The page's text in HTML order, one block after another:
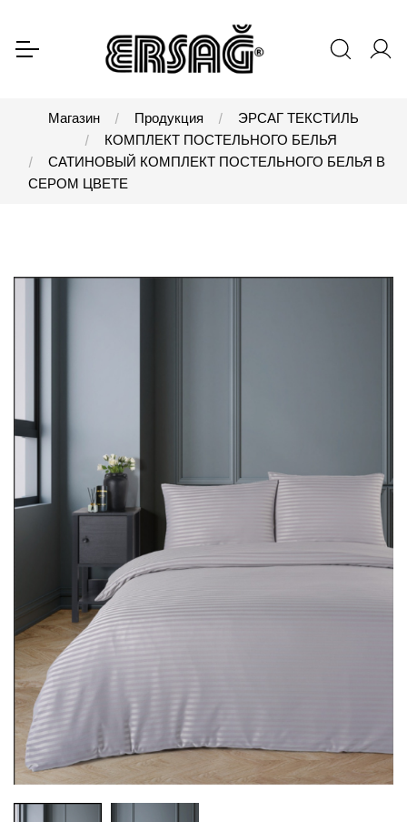
Магазин Продукция
ЭРСАГ ТЕКСТИЛЬ
КОМПЛЕКТ ПОСТЕЛЬНОГО БЕЛЬЯ
САТИНОВЫЙ КОМПЛЕКТ ПОСТЕЛЬНОГО БЕЛЬЯ В
СЕРОМ ЦВЕТЕ